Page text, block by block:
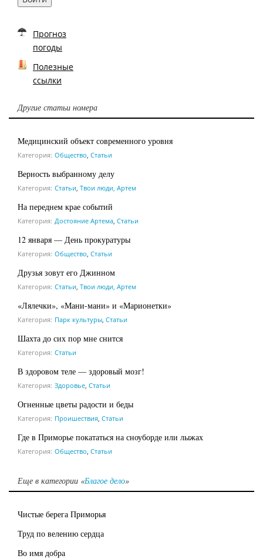
Прогноз
погоды
Полезные
ссылки
Другие статьи номера
Медицинский объект современного уровня
Категория: Общество Статьи
Верность выбранному делу
Категория: Статьи Твои люди, Артем
На переднем крае событий
Категория: Достояние Артема Статьи
12 января — День прокуратуры
Категория: Общество Статьи
Друзья зовут его Джинном
Категория: Статьи Твои люди, Артем
«Лялечки», «Мани-мани» и «Марионетки»
Категория: Парк культуры Статьи
Шахта до сих пор мне снится
Категория: Статьи
В здоровом теле — здоровый мозг!
Категория: Здоровье Статьи
Огненные цветы радости и беды
Категория: Проишествия Статьи
Где в Приморье покататься на сноуборде или лыжах
Категория: Общество Статьи
Еще в категории «Благое дело»
Чистые берега Приморья
Труд по велению сердца
Во имя добра